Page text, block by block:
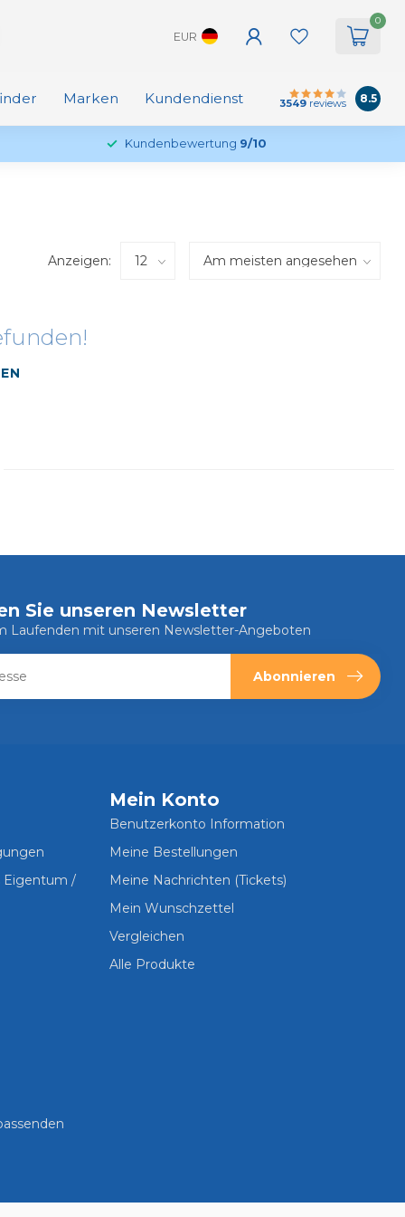
EUR
0
Marken Kundendienst 3549 reviews 8.5
Kundenbewertung 9/10
Anzeigen:
Sie unseren Newsletter
Laufenden mit unseren Newsletter-Angeboten
Abonnieren
Eigentum /
Mein Konto
Benutzerkonto Information
Meine Bestellungen
Meine Nachrichten (Tickets)
Mein Wunschzettel
Vergleichen
Alle Produkte